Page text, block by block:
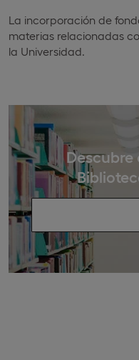
La incorporación de
materias relacionadas
la Universidad.